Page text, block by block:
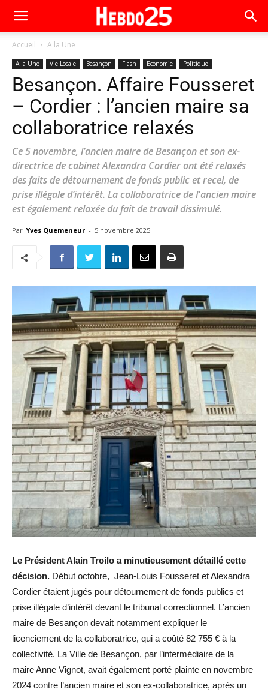
Accueil A la Une
A la Une Vie Locale Besançon Flash Economie Politique
Besançon. Affaire Fousseret
– Cordier : l’ancien maire sa
collaboratrice relaxés
Ce 5 novembre, l’ancien maire de Besançon et son ex-
directrice de cabinet Alexandra Cordier ont été relaxés
des faits de détournement de fonds public et recel, de
prise illégale d’intérêt. La collaboratrice de l'ancien maire
est également relaxée du fait de travail dissimulé.
Par Yves Quemeneur - 5 novembre 2025
Le Président Alain Troilo a minutieusement détaillé cette
décision. Début octobre, Jean-Louis Fousseret et Alexandra
Cordier étaient jugés pour détournement de fonds publics et
prise illégale d’intérêt devant le tribunal correctionnel. L’ancien
maire de Besançon devait notamment expliquer le
licenciement de la collaboratrice, qui a coûté 82 755 € à la
collectivité. La Ville de Besançon, par l’intermédiaire de la
maire Anne Vignot, avait également porté plainte en novembre
2024 contre l’ancien maire et son ex-collaboratrice, après un